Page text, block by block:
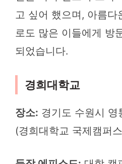
고 싶어 했으며, 아름다
로도 많은 이들에게 방
되었습니다.
경희대학교
장소: 경기도 수원시 영
(경희대학교 국제캠퍼